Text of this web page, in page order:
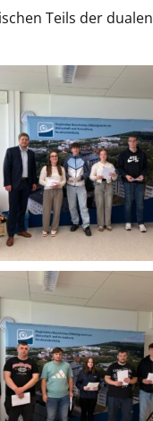
Teils der dualen